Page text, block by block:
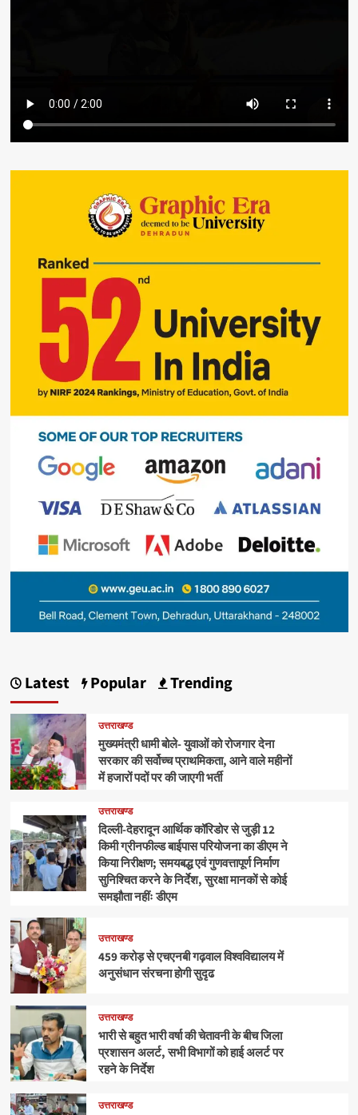
Latest Popular Trending
उत्तराखण्ड
मुख्यमंत्री धामी बोले- युवाओं को रोजगार देना
सरकार की सर्वोच्च प्राथमिकता, आने वाले महीनों
में हजारों पदों पर की जाएगी भर्ती
उत्तराखण्ड
दिल्ली-देहरादून आर्थिक कॉरिडोर से जुड़ी 12
किमी ग्रीनफील्ड बाईपास परियोजना का डीएम ने
किया निरीक्षण; समयबद्ध एवं गुणवत्तापूर्ण निर्माण
सुनिश्चित करने के निर्देश, सुरक्षा मानकों से कोई
समझौता नहींः डीएम
उत्तराखण्ड
459 करोड़ से एचएनबी गढ़वाल विश्वविद्यालय में
अनुसंधान संरचना होगी सुदृढ
उत्तराखण्ड
भारी से बहुत भारी वर्षा की चेतावनी के बीच जिला
प्रशासन अलर्ट, सभी विभागों को हाई अलर्ट पर
रहने के निर्देश
उत्तराखण्ड